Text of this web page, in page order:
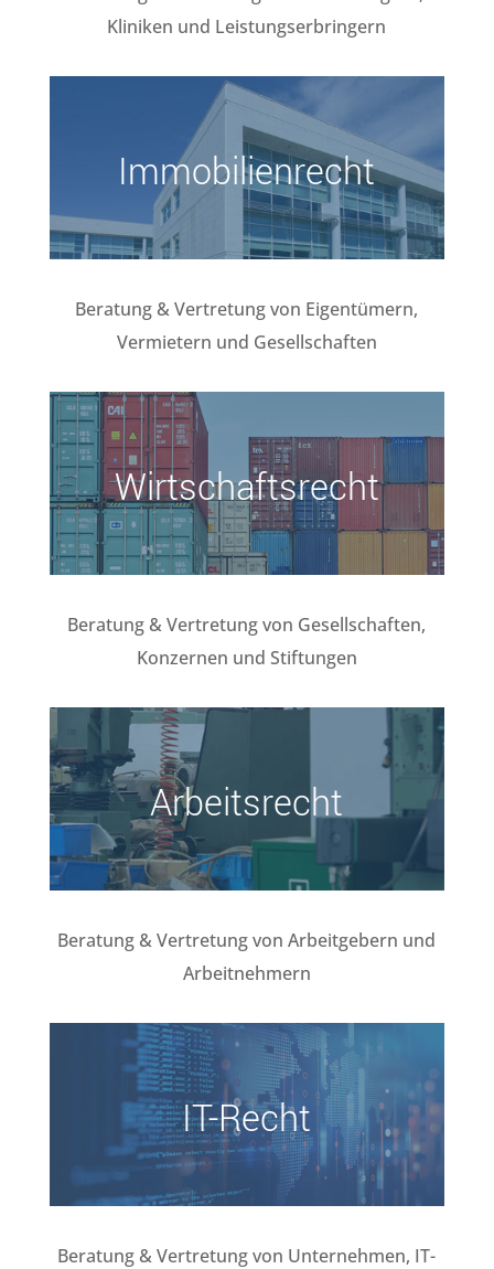
Kliniken und Leistungserbringern
Immobilienrecht
Beratung & Vertretung von Eigentümern,
Vermietern und Gesellschaften
Wirtschaftsrecht
Beratung & Vertretung von Gesellschaften,
Konzernen und Stiftungen
Arbeitsrecht
Beratung & Vertretung von Arbeitgebern und
Arbeitnehmern
IT-Recht
Beratung & Vertretung von Unternehmen, IT-